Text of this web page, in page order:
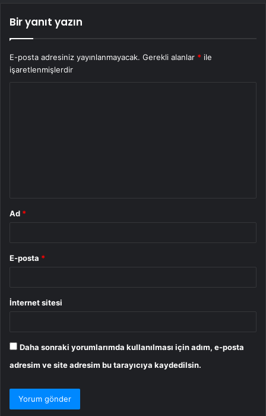
Bir yanıt yazın
E-posta adresiniz yayınlanmayacak. Gerekli alanlar * ile
işaretlenmişlerdir
Ad *
E-posta *
İnternet sitesi
Daha sonraki yorumlarımda kullanılması için adım, e-posta
adresim ve site adresim bu tarayıcıya kaydedilsin.